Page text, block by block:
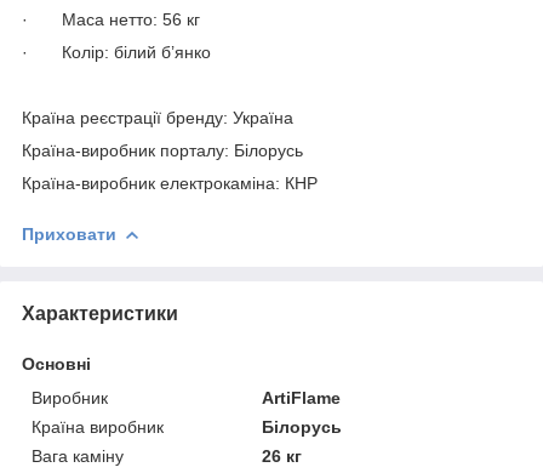
· Маса нетто: 56 кг
· Колір: білий б’янко
Країна реєстрації бренду: Україна
Країна-виробник порталу: Білорусь
Країна-виробник електрокаміна: КНР
Приховати
Характеристики
Основні
Виробник
ArtiFlame
Країна виробник
Білорусь
Вага каміну
26 кг